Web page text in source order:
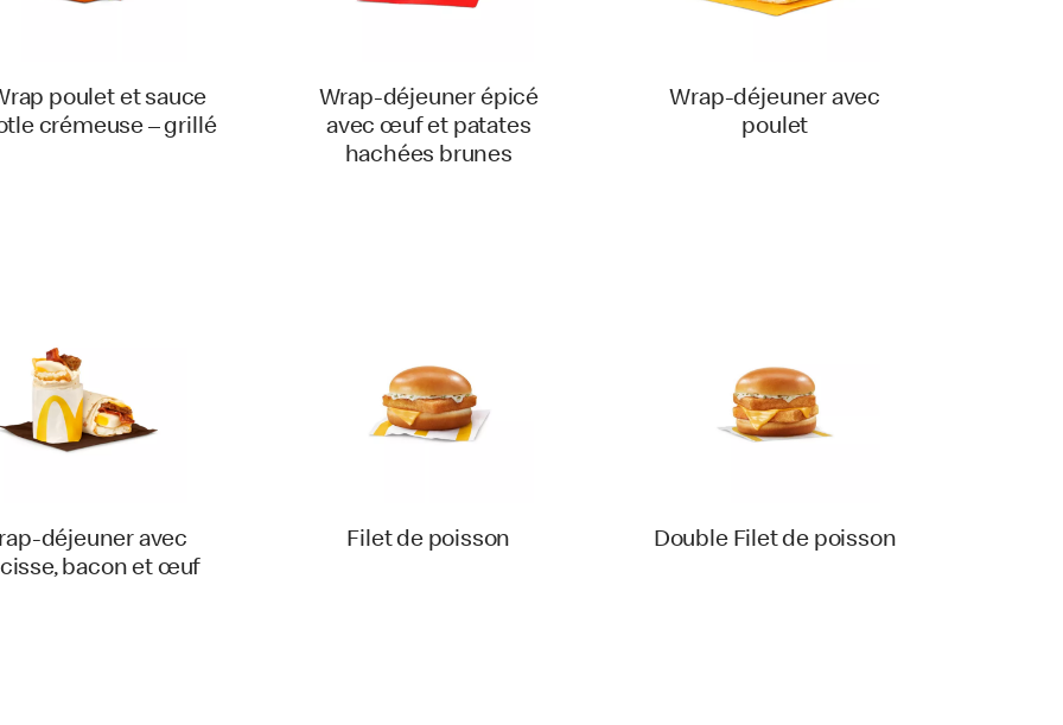
poulet et sauce
crémeuse – grillé
Wrap-déjeuner épicé
avec œuf et patates
hachées brunes
Wrap-déjeuner avec
poulet
déjeuner avec
bacon et œuf
Filet de poisson Double Filet de poisson